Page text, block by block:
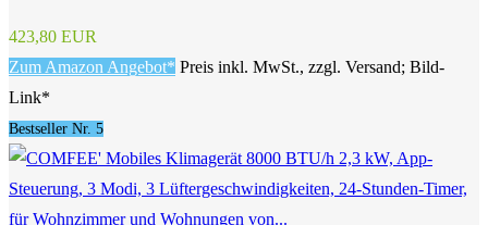
423,80 EUR
Zum Amazon Angebot* Preis inkl. MwSt., zzgl. Versand; Bild-
Link*
Bestseller Nr. 5